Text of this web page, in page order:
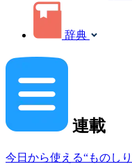
辞典
連載
今日から使える“ものしり